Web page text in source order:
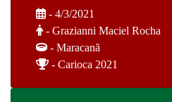
- 4/3/2021
- Grazianni Maciel Rocha
- Maracanã
- Carioca 2021